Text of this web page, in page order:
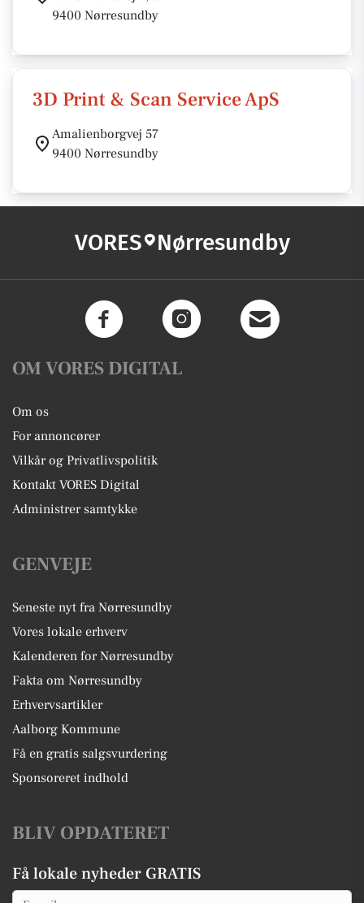
9400 Nørresundby
3D Print & Scan Service ApS
Amalienborgvej 57
9400 Nørresundby
VORES Nørresundby
OM VORES DIGITAL
Om os
For annoncører
Vilkår og Privatlivspolitik
Kontakt VORES Digital
Administrer samtykke
GENVEJE
Seneste nyt fra Nørresundby
Vores lokale erhverv
Kalenderen for Nørresundby
Fakta om Nørresundby
Erhvervsartikler
Aalborg Kommune
Få en gratis salgsvurdering
Sponsoreret indhold
BLIV OPDATERET
Få lokale nyheder GRATIS
Email